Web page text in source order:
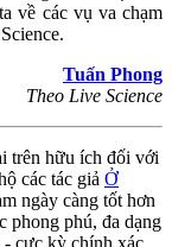
về các vụ va chạm
Tuấn Phong
Theo Live Science
trên hữu ích đối với
các tác giả Ở
ngày càng tốt hơn
phong phú, đa dạng
- cực kỳ chính xác